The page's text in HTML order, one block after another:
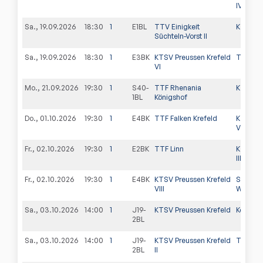
IV
Sa., 19.09.2026 18:30 1 E1BL
TTV Einigkeit
Süchteln-Vorst II
KTSV
Sa., 19.09.2026 18:30 1 E3BK KTSV Preussen Krefeld
VI
TV
Mo., 21.09.2026 19:30 1
S40-
1BL
TTF Rhenania
Königshof
KTSV
Do., 01.10.2026 19:30 1 E4BK TTF Falken Krefeld
KTSV
VII
Fr., 02.10.2026 19:30 1 E2BK TTF Linn
KTSV
III
Fr., 02.10.2026 19:30 1 E4BK KTSV Preussen Krefeld
VIII
SV
Sa., 03.10.2026 14:00 1
J19-
2BL
KTSV Preussen Krefeld
Sa., 03.10.2026 14:00 1
J19-
2BL
KTSV Preussen Krefeld
II
TTC